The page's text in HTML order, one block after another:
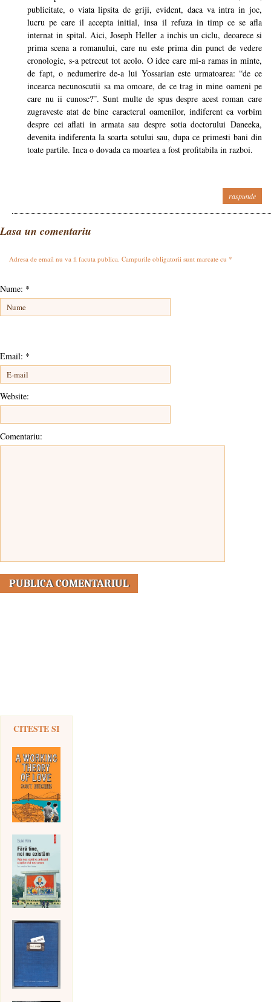
publicitate, o viata lipsita de griji, evident, daca va intra in joc,
lucru pe care il accepta initial, insa il refuza in timp ce se afla
internat in spital. Aici, Joseph Heller a inchis un ciclu, deoarece si
prima scena a romanului, care nu este prima din punct de vedere
cronologic, s-a petrecut tot acolo. O idee care mi-a ramas in minte,
de fapt, o nedumerire de-a lui Yossarian este urmatoarea: “de ce
incearca necunoscutii sa ma omoare, de ce trag in mine oameni pe
care nu ii cunosc?”. Sunt multe de spus despre acest roman care
zugraveste atat de bine caracterul oamenilor, indiferent ca vorbim
despre cei aflati in armata sau despre sotia doctorului Daneeka,
devenita indiferenta la soarta sotului sau, dupa ce primesti bani din
toate partile. Inca o dovada ca moartea a fost profitabila in razboi.
raspunde
Lasa un comentariu
Adresa de email nu va fi facuta publica. Campurile obligatorii sunt marcate cu *
Nume: *
Email: *
Website:
Comentariu:
CITESTE SI